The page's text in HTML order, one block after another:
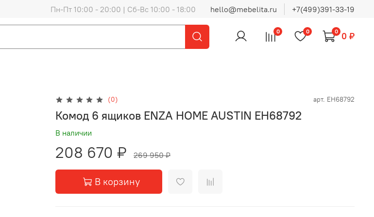
Пн-Пт 10:00 - 20:00 | Сб-Вс 10:00 - 18:00 hello@mebelita.ru +7(499)391-33-19
0 0 0 0 ₽
(0) арт. EH68792
Комод 6 ящиков ENZA HOME AUSTIN EH68792
В наличии
208 670 ₽ 269 950 ₽
В корзину